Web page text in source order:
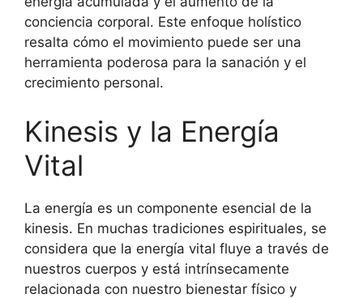
conciencia corporal. Este enfoque holístico
resalta cómo el movimiento puede ser una
herramienta poderosa para la sanación y el
crecimiento personal.
Kinesis y la Energía
Vital
La energía es un componente esencial de la
kinesis. En muchas tradiciones espirituales, se
considera que la energía vital fluye a través de
nuestros cuerpos y está intrínsecamente
relacionada con nuestro bienestar físico y